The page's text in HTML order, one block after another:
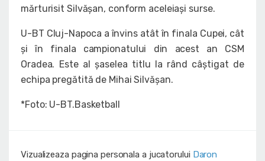
mărturisit Silvășan, conform aceleiași surse.
U-BT Cluj-Napoca a învins atât în finala Cupei, cât
și în finala campionatului din acest an CSM
Oradea. Este al șaselea titlu la rând câștigat de
echipa pregătită de Mihai Silvășan.
*Foto: U-BT.Basketball
Vizualizeaza pagina personala a jucatorului Daron